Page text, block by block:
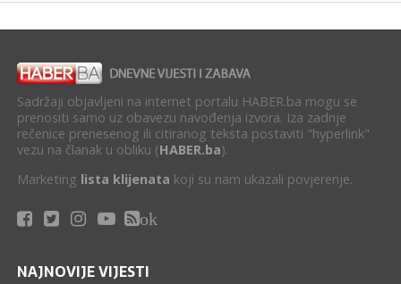
Sadržaji objavljeni na internet portalu HABER.ba mogu se
prenositi samo uz obavezu navođenja izvora. Iza zadnje
rečenice prenesenog ili citiranog teksta postaviti "hyperlink"
vezu na članak u obliku (HABER.ba).
Marketing lista klijenata koji su nam ukazali povjerenje.
ok
NAJNOVIJE VIJESTI